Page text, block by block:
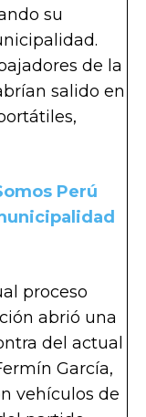
su
de la
salido en
Perú
proceso
abrió una
del actual
García,
vehículos de